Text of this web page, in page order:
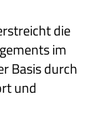
die
im
Basis durch
und